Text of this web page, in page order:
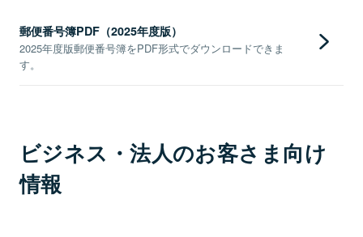
郵便番号簿PDF（2025年度版）
2025年度版郵便番号簿をPDF形式でダウンロードできま
す。
ビジネス・法人のお客さま向け
情報